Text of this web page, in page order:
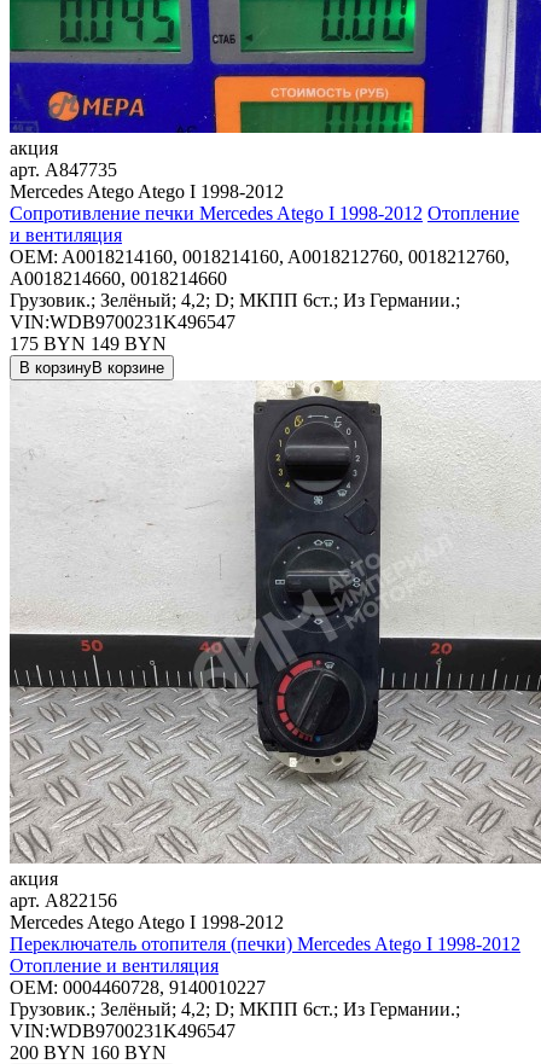
акция
арт. A847735
Mercedes Atego Atego I 1998-2012
Сопротивление печки Mercedes Atego I 1998-2012 Отопление
и вентиляция
OEM: A0018214160, 0018214160, A0018212760, 0018212760,
A0018214660, 0018214660
Грузовик.; Зелёный; 4,2; D; МКПП 6ст.; Из Германии.;
VIN:WDB9700231K496547
175 BYN 149 BYN
В корзинуВ корзине
акция
арт. A822156
Mercedes Atego Atego I 1998-2012
Переключатель отопителя (печки) Mercedes Atego I 1998-2012
Отопление и вентиляция
OEM: 0004460728, 9140010227
Грузовик.; Зелёный; 4,2; D; МКПП 6ст.; Из Германии.;
VIN:WDB9700231K496547
200 BYN 160 BYN